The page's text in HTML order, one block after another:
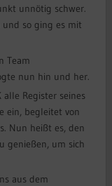
unnötig schwer.
so ging es mit
Team
nun hin und her.
Register seines
ein, begleitet von
Nun heißt es, den
genießen, um sich
aus dem